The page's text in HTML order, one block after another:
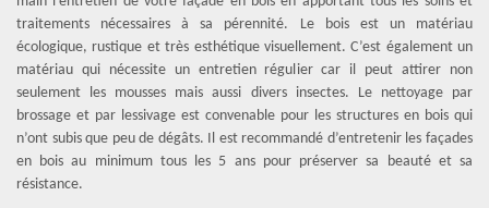
traitements nécessaires à sa pérennité. Le bois est un matériau
écologique, rustique et très esthétique visuellement. C’est également un
matériau qui nécessite un entretien régulier car il peut attirer non
seulement les mousses mais aussi divers insectes. Le nettoyage par
brossage et par lessivage est convenable pour les structures en bois qui
n’ont subis que peu de dégâts. Il est recommandé d’entretenir les façades
en bois au minimum tous les 5 ans pour préserver sa beauté et sa
résistance.